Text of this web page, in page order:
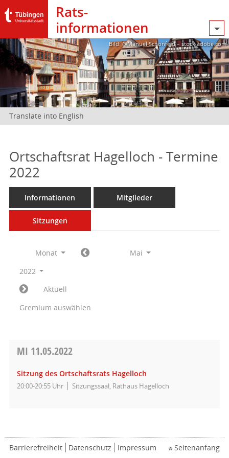
Rats­
informationen
Bild: @Manuel Schönfeld – stock.adobe.com
Translate into English
Ortschaftsrat Hagelloch - Termine
2022
Informationen Mitglieder
Sitzungen
Monat
Mai
2022
Aktuell
Gremium auswählen
MI 11.05.2022
Sitzung des Ortschaftsrats Hagelloch
20:00-20:55 Uhr Sitzungssaal, Rathaus Hagelloch
Barrierefreiheit Datenschutz Impressum Seitenanfang